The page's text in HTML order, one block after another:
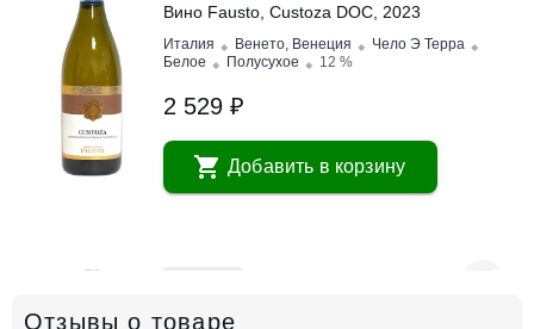
Вино Fausto, Custoza DOC, 2023
Италия Венето, Венеция
Чело Э Терра
Белое
Полусухое 12 %
2 529 ₽
Добавить в корзину
Вино Fausto, Lugana DOC, 2023
Отзывы о товаре